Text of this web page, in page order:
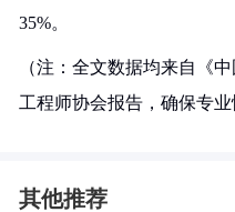
35%。
（注：全文数据均来自《
工程师协会报告，确保专业
其他推荐